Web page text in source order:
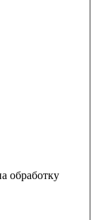
обработку